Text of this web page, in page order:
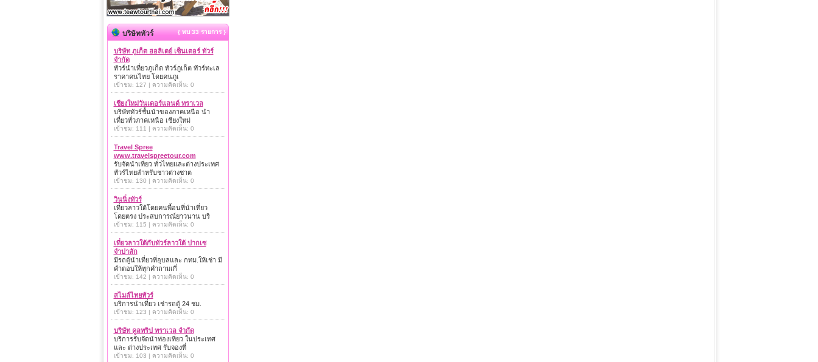
บริษัททัวร์ { พบ 33 รายการ }
บริษัท ภูเก็ต ฮอลิเดย์ เซ็นเตอร์ ทัวร์
จำกัด
ทัวร์นำเที่ยวภูเก็ต ทัวร์ภูเก็ต ทัวร์ทะเล
ราคาคนไทย โดยคนภูเ
เข้าชม: 127 | ความคิดเห็น: 0
เชียงใหม่วันเดอร์แลนด์ ทราเวล
บริษัททัวร์ชั้นนำของภาคเหนือ นำ
เที่ยวทั่วภาคเหนือ เชียงใหม่
เข้าชม: 111 | ความคิดเห็น: 0
Travel Spree
www.travelspreetour.com
รับจัดนำเที่ยว ทั่วไทยและต่างประเทศ
ทัวร์ไทยสำหรับชาวต่างชาต
เข้าชม: 130 | ความคิดเห็น: 0
วินนิ่งทัวร์
เที่ยวลาวใต้โดยคนพื้อนที่นำเที่ยว
โดยตรง ประสบการณ์ยาวนาน บริ
เข้าชม: 115 | ความคิดเห็น: 0
เที่ยวลาวใต้กับทัวร์ลาวใต้ ปากเซ
จำปาสัก
มีรถตู้นำเที่ยวที่อุบลและ กทม.ให้เช่า มี
คำตอบให้ทุกคำถามเกี่
เข้าชม: 142 | ความคิดเห็น: 0
สไมล์ไทยทัวร์
บริการนำเที่ยว เช่ารถตู้ 24 ชม.
เข้าชม: 123 | ความคิดเห็น: 0
บริษัท คูลทริป ทราเวล จำกัด
บริการรับจัดนำท่องเที่ยว ในประเทศ
และ ต่างประเทศ รับจองที่
เข้าชม: 103 | ความคิดเห็น: 0